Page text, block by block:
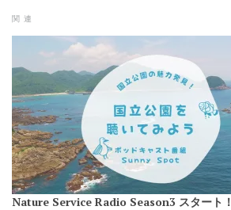
関連
Nature Service Radio Season3 スタート！